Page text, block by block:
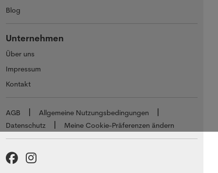
Blog
Unternehmen
Über uns
Impressum
Kontakt
AGB
Allgemeine Nutzungsbedingungen
Datenschutz
Meine Cookie-Präferenzen ändern